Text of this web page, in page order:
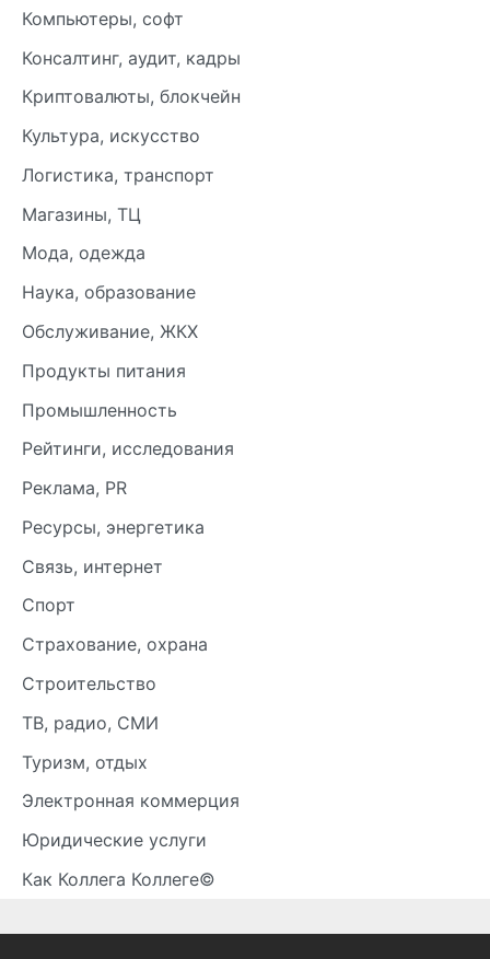
Компьютеры, софт
Консалтинг, аудит, кадры
Криптовалюты, блокчейн
Культура, искусство
Логистика, транспорт
Магазины, ТЦ
Мода, одежда
Наука, образование
Обслуживание, ЖКХ
Продукты питания
Промышленность
Рейтинги, исследования
Реклама, PR
Ресурсы, энергетика
Связь, интернет
Спорт
Страхование, охрана
Строительство
ТВ, радио, СМИ
Туризм, отдых
Электронная коммерция
Юридические услуги
Как Коллега Коллеге©